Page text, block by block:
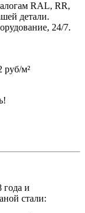
RAL, RR,
детали.
24/7.
руб/м²
года и
стали: